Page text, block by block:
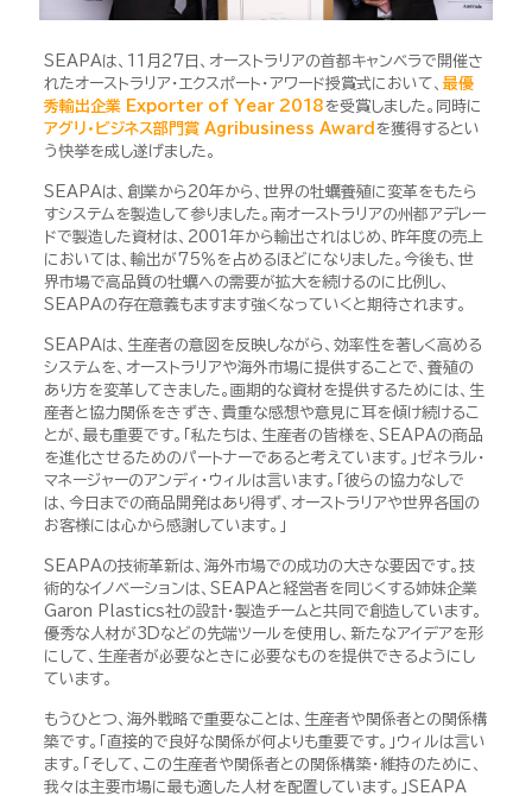
SEAPAは、11月27日、オーストラリアの首都キャンベラで開催さ
れたオーストラリア・エクスポート・アワード授賞式において、 最優
秀輸出企業 Exporter of Year 2018を受賞しました。同時に
アグリ・ビジネス部門賞 Agribusiness Award を獲得するとい
う快挙を成し遂げました。
SEAPAは、創業から20年から、世界の牡蠣養殖に変革をもたら
すシステムを製造して参りました。南オーストラリアの州都アデレー
ドで製造した資材は、2001年から輸出されはじめ、昨年度の売上
においては、輸出が75％を占めるほどになりました。今後も、世
界市場で高品質の牡蠣への需要が拡大を続けるのに比例し、
SEAPAの存在意義もますます強くなっていくと期待されます。
SEAPAは、生産者の意図を反映しながら、効率性を著しく高める
システムを、オーストラリアや海外市場に提供することで、養殖の
あり方を変革してきました。画期的な資材を提供するためには、生
産者と協力関係をきずき、貴重な感想や意見に耳を傾け続けるこ
とが、最も重要です。「私たちは、生産者の皆様を、SEAPAの商品
を進化させるためのパートナーであると考えています。」ゼネラル・
マネージャーのアンディ・ウィルは言います。「彼らの協力なしで
は、今日までの商品開発はあり得ず、オーストラリアや世界各国の
お客様には心から感謝しています。」
SEAPAの技術革新は、海外市場での成功の大きな要因です。技
術的なイノベーションは、SEAPAと経営者を同じくする姉妹企業
Garon Plastics社の設計・製造チームと共同で創造しています。
優秀な人材が3Dなどの先端ツールを使用し、新たなアイデアを形
にして、生産者が必要なときに必要なものを提供できるようにし
ています。
もうひとつ、海外戦略で重要なことは、生産者や関係者との関係構
築です。「直接的で良好な関係が何よりも重要です。」ウィルは言い
ます。「そして、この生産者や関係者との関係構築・維持のために、
我々は主要市場に最も適した人材を配置しています。」SEAPA